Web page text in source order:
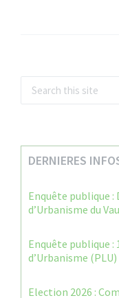
DERNIERES
Enquête publique
d’Urbanisme du
Enquête publique
d’Urbanisme
Election 2026 :